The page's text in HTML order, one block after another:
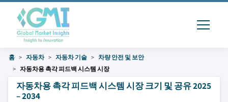
홈 자동차 자동차 기술
차량 안전 및 보안
자동차용 촉각 피드백 시스템 시장
자동차용 촉각 피드백 시스템 시장 크기 및 공유 2025
– 2034